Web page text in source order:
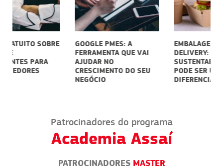
GOOGLE PMES: A
FERRAMENTA QUE VAI
AJUDAR NO
CRESCIMENTO DO SEU
EMBALAGENS PARA
DELIVERY:
SUSTENTABILIDADE
PODE SER UM
Patrocinadores do programa
Academia Assaí
PATROCINADORES MASTER